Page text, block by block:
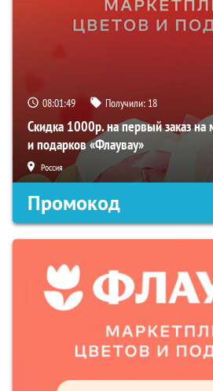
08:01:48 Получили: 18
Скидка 1000р. на первый заказ на
и подарков «Флаувау»
Россия
Промокод